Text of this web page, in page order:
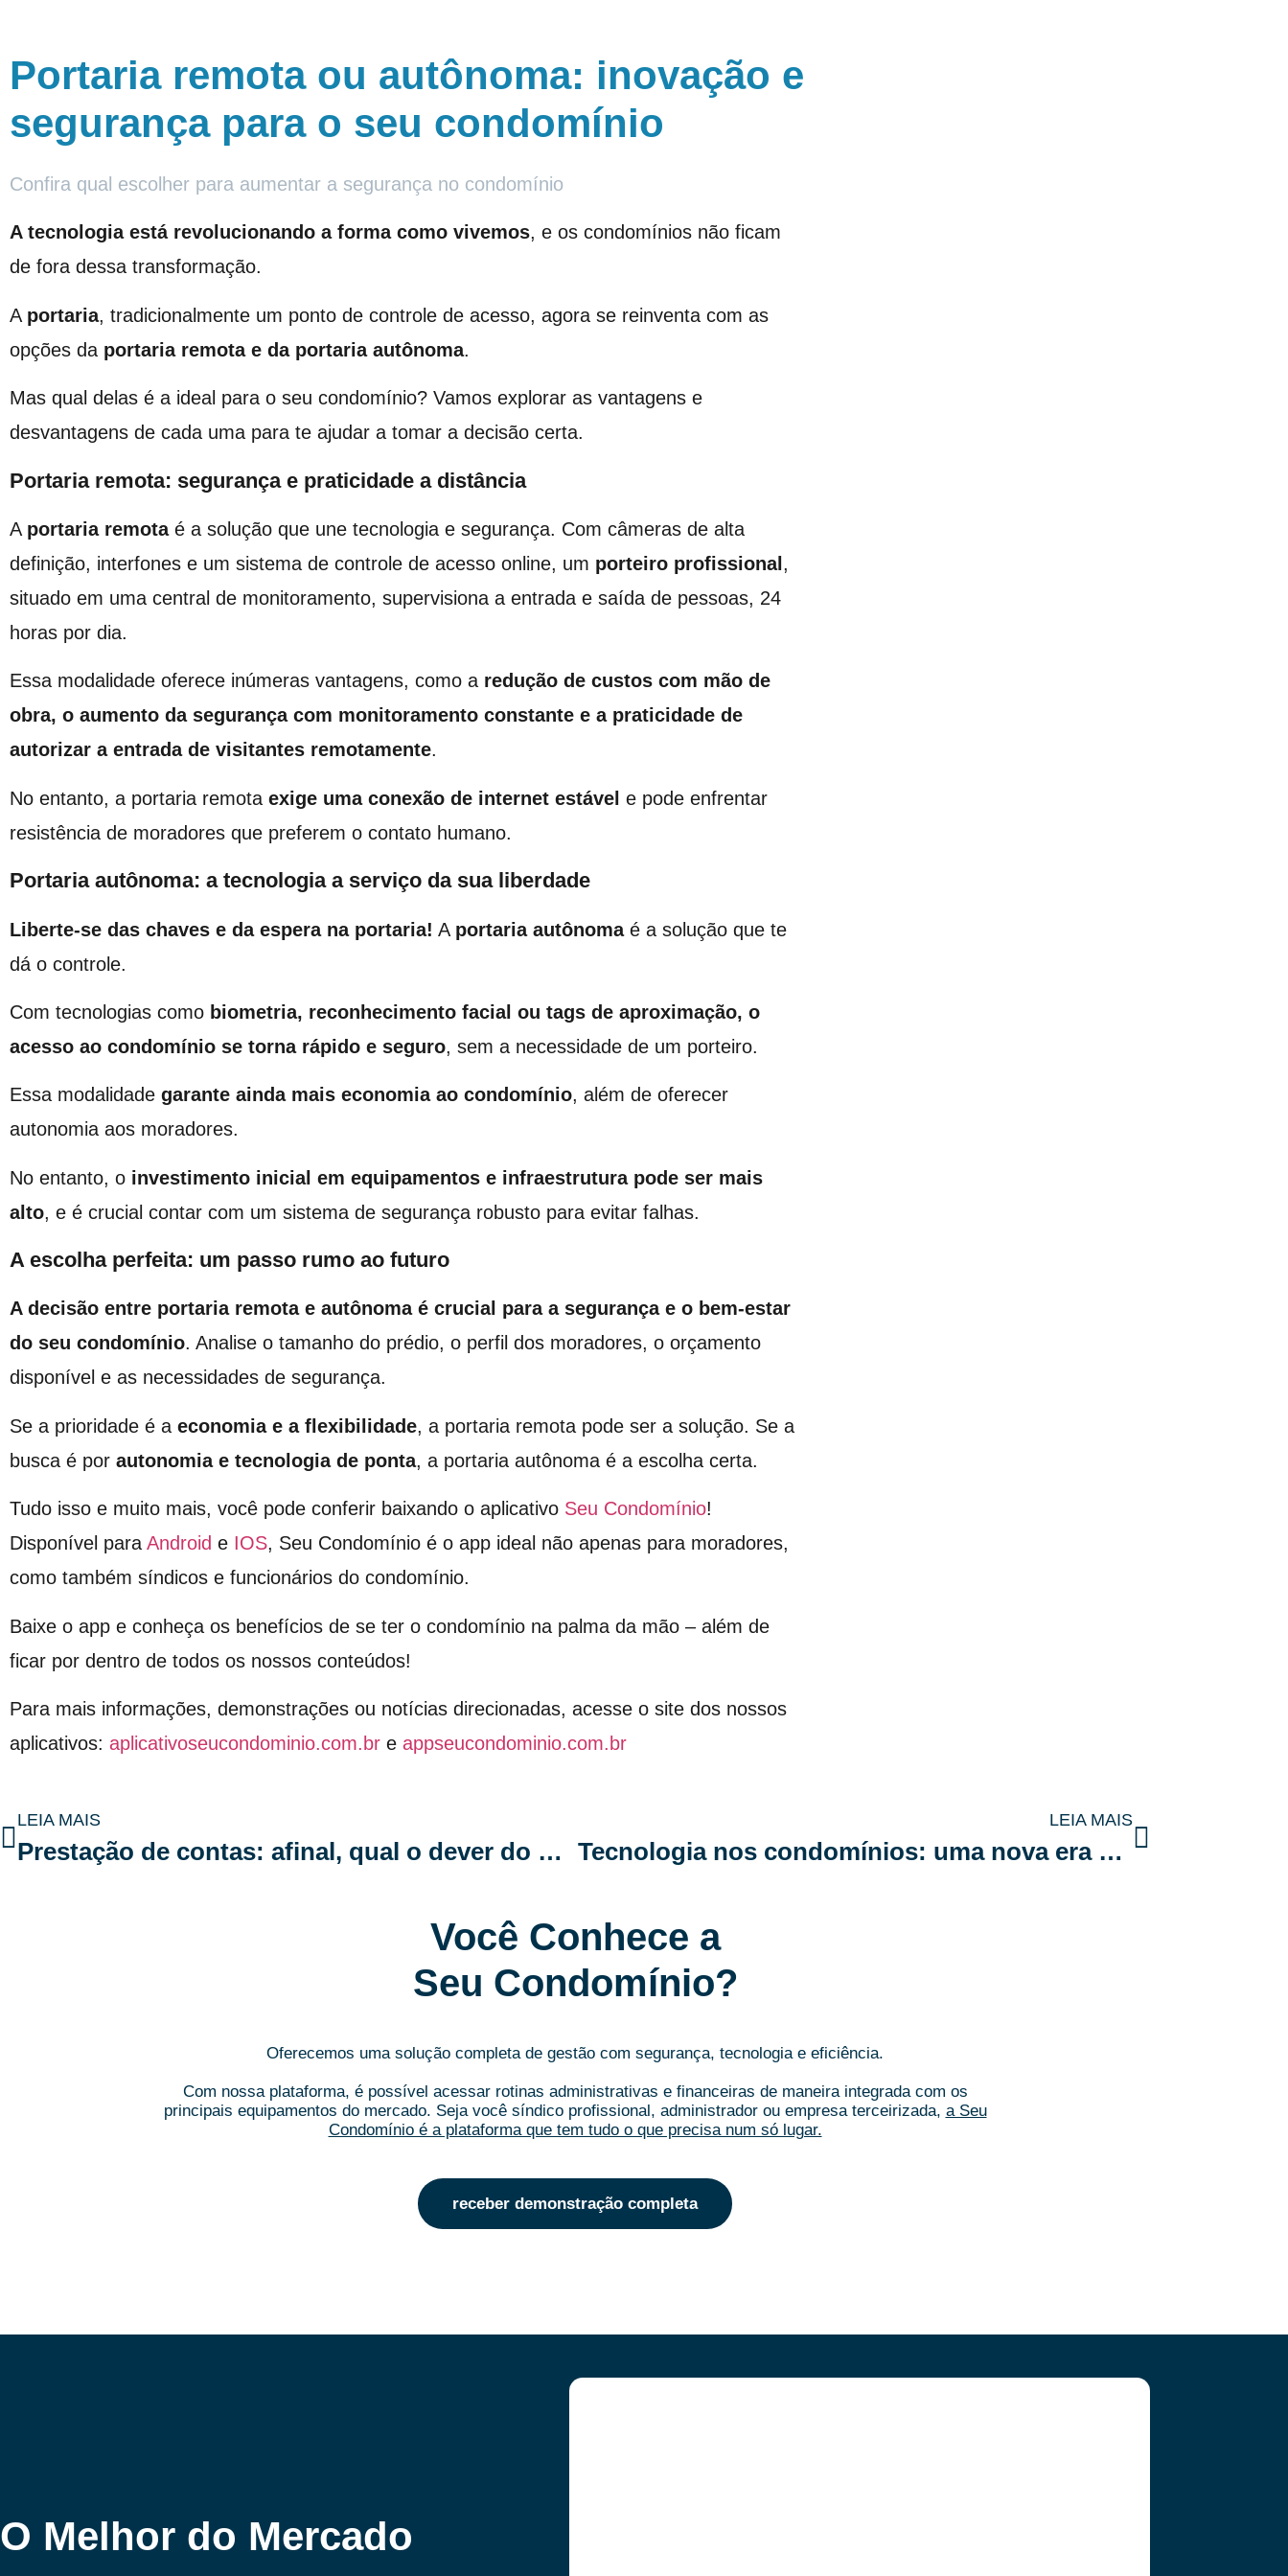
Portaria remota ou autônoma: inovação e
segurança para o seu condomínio
Confira qual escolher para aumentar a segurança no condomínio
A tecnologia está revolucionando a forma como vivemos, e os condomínios não ficam
de fora dessa transformação.
A portaria, tradicionalmente um ponto de controle de acesso, agora se reinventa com as
opções da portaria remota e da portaria autônoma.
Mas qual delas é a ideal para o seu condomínio? Vamos explorar as vantagens e
desvantagens de cada uma para te ajudar a tomar a decisão certa.
Portaria remota: segurança e praticidade a distância
A portaria remotaé a solução que une tecnologia e segurança. Com câmeras de alta
definição, interfones e um sistema de controle de acesso online, um porteiro profissional ,
situado em uma central de monitoramento, supervisiona a entrada e saída de pessoas, 24
horas por dia.
Essa modalidade oferece inúmeras vantagens, como a redução de custos com mão de
obra, o aumento da segurança com monitoramento constante e a praticidade de
autorizar a entrada de visitantes remotamente.
No entanto, a portaria remota exige uma conexão de internet estável e pode enfrentar
resistência de moradores que preferem o contato humano.
Portaria autônoma: a tecnologia a serviço da sua liberdade
Liberte-se das chaves e da espera na portaria! A portaria autônomaé a solução que te
dá o controle.
Com tecnologias como biometria, reconhecimento facial ou tags de aproximação, o
acesso ao condomínio se torna rápido e seguro, sem a necessidade de um porteiro.
Essa modalidade garante ainda mais economia ao condomínio, além de oferecer
autonomia aos moradores.
No entanto, o investimento inicial em equipamentos e infraestrutura pode ser mais
alto, e é crucial contar com um sistema de segurança robusto para evitar falhas.
A escolha perfeita: um passo rumo ao futuro
A decisão entre portaria remota e autônoma é crucial para a segurança e o bem-estar
do seu condomínio. Analise o tamanho do prédio, o perfil dos moradores, o orçamento
disponível e as necessidades de segurança.
Se a prioridade é a economia e a flexibilidade, a portaria remota pode ser a solução. Se a
busca é por autonomia e tecnologia de ponta, a portaria autônoma é a escolha certa.
Tudo isso e muito mais, você pode conferir baixando o aplicativo Seu Condomínio!
Disponível para Android e IOS, Seu Condomínio é o app ideal não apenas para moradores,
como também síndicos e funcionários do condomínio.
Baixe o app e conheça os benefícios de se ter o condomínio na palma da mão – além de
ficar por dentro de todos os nossos conteúdos!
Para mais informações, demonstrações ou notícias direcionadas, acesse o site dos nossos
aplicativos: aplicativoseucondominio.com.br e appseucondominio.com.br
LEIA MAIS
Prestação de contas: afinal, qual o dever do síndico?
LEIA MAIS
Tecnologia nos condomínios: uma nova era de segurança e conectividade
Você Conhece a
Seu Condomínio?
Oferecemos uma solução completa de gestão com segurança, tecnologia e eficiência.
Com nossa plataforma, é possível acessar rotinas administrativas e financeiras de maneira integrada com os
principais equipamentos do mercado. Seja você síndico profissional, administrador ou empresa terceirizada, a Seu
Condomínio é a plataforma que tem tudo o que precisa num só lugar.
receber demonstração completa
O Melhor do Mercado